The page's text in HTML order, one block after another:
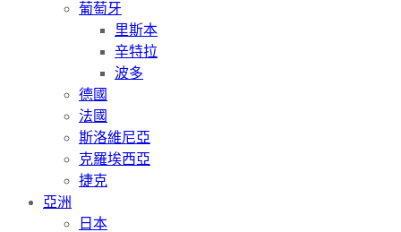
葡萄牙
里斯本
辛特拉
波多
德國
法國
斯洛維尼亞
克羅埃西亞
捷克
亞洲
日本